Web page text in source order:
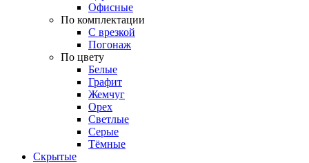
Офисные
По комплектации
С врезкой
Погонаж
По цвету
Белые
Графит
Жемчуг
Орех
Светлые
Серые
Тёмные
Скрытые